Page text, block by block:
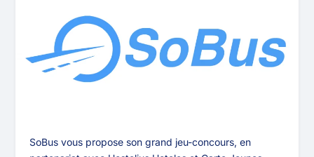
SoBus vous propose son grand jeu-concours, en